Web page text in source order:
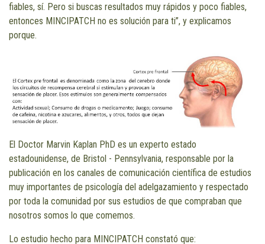
fiables, sí. Pero si buscas resultados muy rápidos y poco fiables,
entonces MINCIPATCH no es solución para ti”, y explicamos
porque.
El Doctor Marvin Kaplan PhD es un experto estado
estadounidense, de Bristol - Pennsylvania, responsable por la
publicación en los canales de comunicación científica de estudios
muy importantes de psicología del adelgazamiento y respectado
por toda la comunidad por sus estudios de que compraban que
nosotros somos lo que comemos.
Lo estudio hecho para MINCIPATCH constató que: